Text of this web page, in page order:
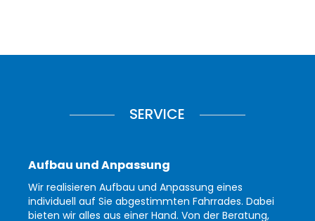
SERVICE
Aufbau und Anpassung
Wir realisieren Aufbau und Anpassung eines
individuell auf Sie abgestimmten Fahrrades. Dabei
bieten wir alles aus einer Hand. Von der Beratung,